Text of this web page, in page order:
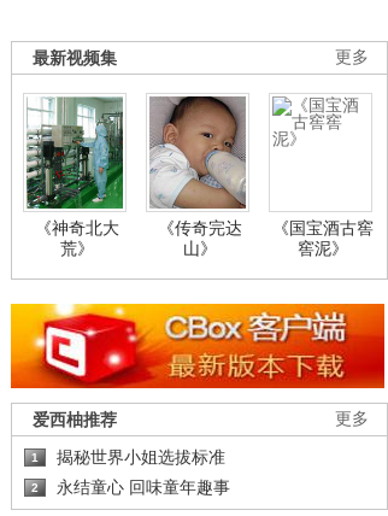
更多
最新视频集
《神奇北大
荒》
《传奇完达
山》
《国宝酒古窖
窖泥》
更多
爱西柚推荐
1 揭秘世界小姐选拔标准
2 永结童心 回味童年趣事